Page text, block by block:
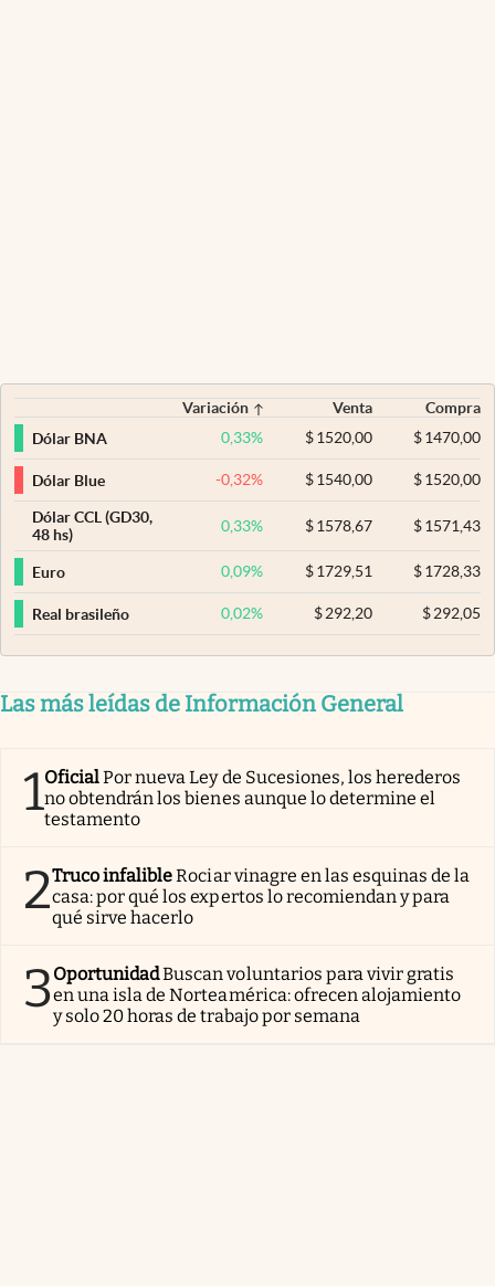
Variación Venta
Compra
Dólar BNA
0,33% $ 1520,00 $1470,00
Dólar Blue -0,32% $ 1540,00 $1520,00
Dólar CCL (GD30,
48 hs)
0,33% $ 1578,67 $1571,43
Euro 0,09% $ 1729,51 $1728,33
Real brasileño 0,02% $292,20 $292,05
Las más leídas de Información General
1OficialPor nueva Ley de Sucesiones, los herederos
no obtendrán los bienes aunque lo determine el
testamento
2Truco infalibleRociar vinagre en las esquinas de la
casa: por qué los expertos lo recomiendan y para
qué sirve hacerlo
3OportunidadBuscan voluntarios para vivir gratis
en una isla de Norteamérica: ofrecen alojamiento
y solo 20 horas de trabajo por semana